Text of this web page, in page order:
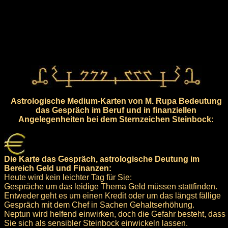
Astrologische Medium-Karten von M. Rupa Bedeutung
das Gespräch im Beruf und in finanziellen
Angelegenheiten bei dem Sternzeichen Steinbock:
Die Karte das Gespräch, astrologische Deutung im
Bereich Geld und Finanzen:
Heute wird kein leichter Tag für Sie:
Gespräche um das leidige Thema Geld müssen stattfinden.
Entweder geht es um einen Kredit oder um das längst fällige
Gespräch mit dem Chef in Sachen Gehaltserhöhung.
Neptun wird helfend einwirken, doch die Gefahr besteht, dass
Sie sich als sensibler Steinbock einwickeln lassen.